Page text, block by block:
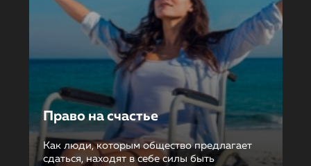
Право на счастье
Как люди, которым общество предлагает
сдаться, находят в себе силы быть